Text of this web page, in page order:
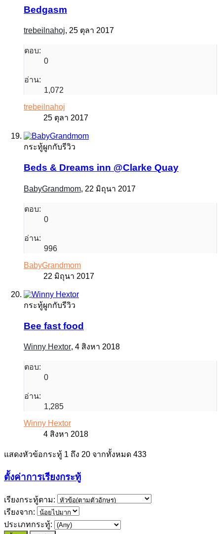
Bedgasm
trebeilnahoj, 25 ตุลา 2017
ตอบ:
0
อ่าน:
1,072
trebeilnahoj
25 ตุลา 2017
กระทู้ผูกกับรีวิว
Beds & Dreams inn @Clarke Quay
BabyGrandmom, 22 มิถุนา 2017
ตอบ:
0
อ่าน:
996
BabyGrandmom
22 มิถุนา 2017
กระทู้ผูกกับรีวิว
Bee fast food
Winny Hextor, 4 สิงหา 2018
ตอบ:
0
อ่าน:
1,285
Winny Hextor
4 สิงหา 2018
แสดงหัวข้อกระทู้ 1 ถึง 20 จากทั้งหมด 433
ตั้งค่าการเรียงกระทู้
เรียงกระทู้ตาม:
เรียงจาก:
ประเภทกระทู้: